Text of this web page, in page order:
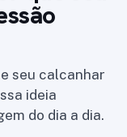
seu calcanhar
ideia
do dia a dia.